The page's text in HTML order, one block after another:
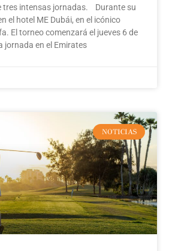
tres intensas jornadas. Durante su
el hotel ME Dubái, en el icónico
El torneo comenzará el jueves 6 de
jornada en el Emirates
NOTICIAS